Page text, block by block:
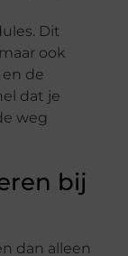
Dit
ook
de
dat je
weg
bij
dan alleen